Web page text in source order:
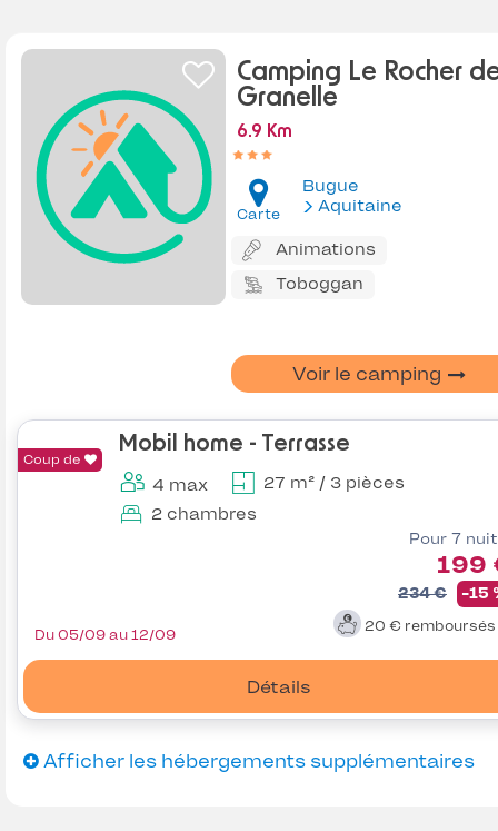
Camping Le Rocher
Granelle
6.9 Km
Carte
Bugue
Aquitaine
Animations
Toboggan
Voir le camping
Coup de
Mobil home - Terrasse
4 max
27 m² / 3 pièces
2 chambres
Pour 7
199
234 € -15
20 € remboursés
Détails
Du 05/09 au 12/09
Afficher les hébergements supplémentaires